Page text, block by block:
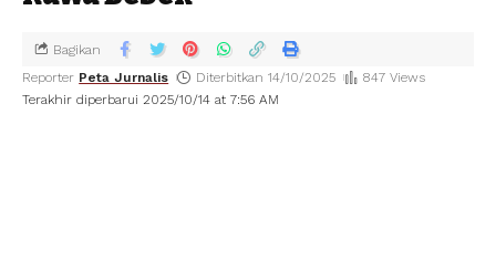
Terakhir diperbarui 2025/10/14 at 7:56 AM
Reporter Peta Jurnalis Diterbitkan 14/10/2025 847 Views
Bagikan